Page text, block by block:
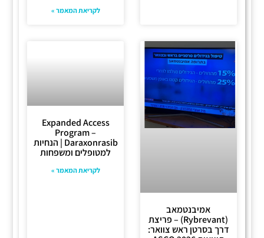
לקריאת המאמר »
אמיבנטמאב
(Rybrevant) – פריצת
דרך בסרטן ראש צוואר:
Expanded Access
Program –
Daraxonrasib | הנחיות
למטופלים ומשפחות
לקריאת המאמר »